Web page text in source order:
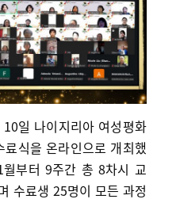
일 나이지리아 여성평화
식을 온라인으로 개최했
부터 9주간 총 8차시 교
수료생 25명이 모든 과정